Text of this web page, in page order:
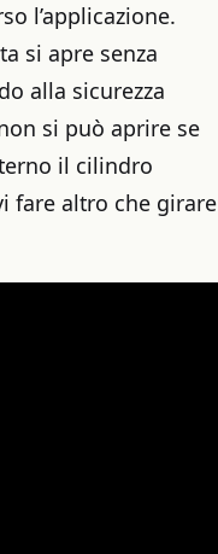
l’applicazione.
si apre senza
alla sicurezza
si può aprire se
il cilindro
fare altro che girare